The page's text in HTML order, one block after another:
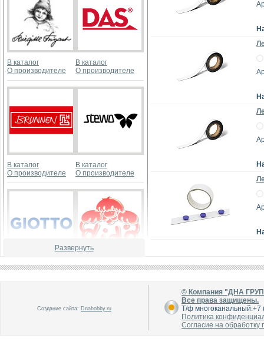
В каталог
О производителе
В каталог
О производителе
В каталог
О производителе
В каталог
О производителе
В каталог
В каталог
Развернуть
Создание сайта: Dnahobby.ru
© Компания "ДНА
Все права защищены.
Т/ф
Политика
Согласие на